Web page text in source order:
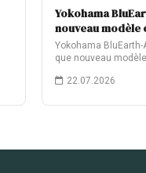
Yokohama
nouveau modèle
Yokohama
que nouveau
22.07.2026